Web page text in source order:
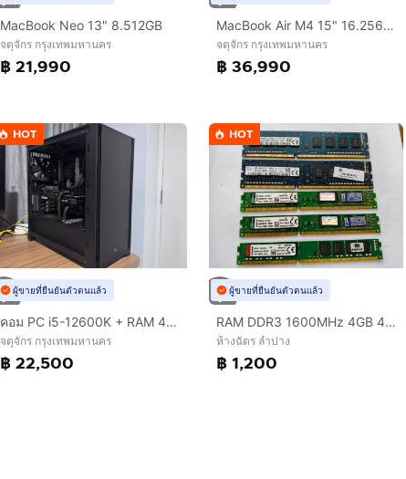
MacBook Neo 13" 8.512GB
จตุจักร กรุงเทพมหานคร
฿ 21,990
MacBook Air M4 15" 16.256GB
จตุจักร กรุงเทพมหานคร
฿ 36,990
HOT
ผู้ขายที่ยืนยันตัวตนแล้ว
คอม PC i5-12600K + RAM 48GB + Arc A770 16GB + SSD 1.75TB
จตุจักร กรุงเทพมหานคร
฿ 22,500
HOT
ผู้ขายที่ยืนยันตัวตนแล้ว
RAM DDR3 1600MHz 4GB 4 ตัว 8GB 1 ตัว
ห้างฉัตร ลำปาง
฿ 1,200